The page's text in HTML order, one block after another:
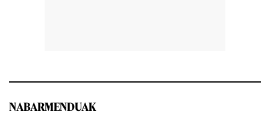
NABARMENDUAK